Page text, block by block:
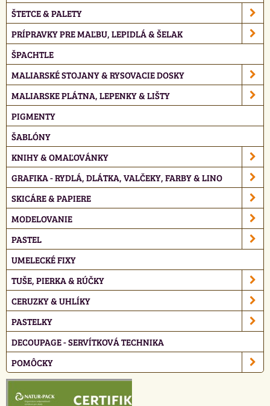
ŠTETCE & PALETY
PRÍPRAVKY PRE MAĽBU, LEPIDLÁ & ŠELAK
ŠPACHTLE
MALIARSKÉ STOJANY & RYSOVACIE DOSKY
MALIARSKE PLÁTNA, LEPENKY & LIŠTY
PIGMENTY
ŠABLÓNY
KNIHY & OMAĽOVÁNKY
GRAFIKA - RYDLÁ, DLÁTKA, VALČEKY, FARBY & LINO
SKICÁRE & PAPIERE
MODELOVANIE
PASTEL
UMELECKÉ FIXY
TUŠE, PIERKA & RÚČKY
CERUZKY & UHLÍKY
PASTELKY
DECOUPAGE - SERVÍTKOVÁ TECHNIKA
POMÔCKY